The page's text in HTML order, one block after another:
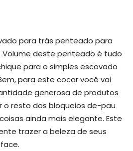
para trás penteado para
Volume deste penteado é tudo
para o simples escovado
para este cocar você vai
generosa de produtos
o resto dos bloqueios de-pau
ainda mais elegante. Este
trazer a beleza de seus